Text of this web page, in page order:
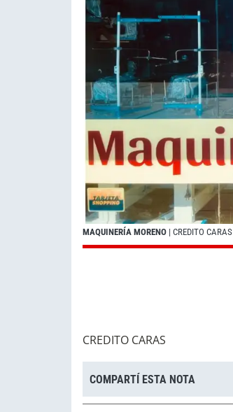
MAQUINERÍA MORENO | CREDITO CARAS
CREDITO CARAS
COMPARTÍ ESTA NOTA